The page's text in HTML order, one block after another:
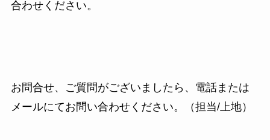
合わせください。
お問合せ、ご質問がございましたら、電話または
メールにてお問い合わせください。（担当/上地）